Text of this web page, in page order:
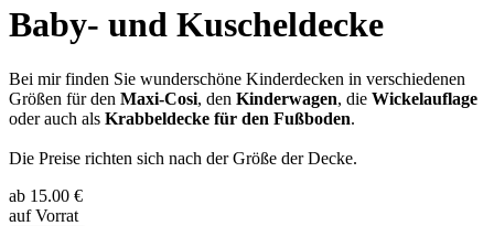
Baby- und Kuscheldecke
Bei mir finden Sie wunderschöne Kinderdecken in verschiedenen
Größen für den Maxi-Cosi, den Kinderwagen, die Wickelauflage
oder auch als Krabbeldecke für den Fußboden.
Die Preise richten sich nach der Größe der Decke.
ab 15.00 €
auf Vorrat